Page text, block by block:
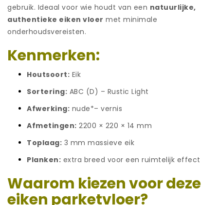
gebruik. Ideaal voor wie houdt van een natuurlijke,
authentieke eiken vloer met minimale
onderhoudsvereisten.
Kenmerken:
Houtsoort: Eik
Sortering: ABC (D) – Rustic Light
Afwerking: nude*– vernis
Afmetingen: 2200 × 220 × 14 mm
Toplaag: 3 mm massieve eik
Planken: extra breed voor een ruimtelijk effect
Waarom kiezen voor deze
eiken parketvloer?